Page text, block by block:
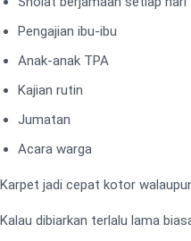
Pengajian ibu-ibu
Anak-anak TPA
Kajian rutin
Jumatan
Acara warga
Karpet jadi cepat kotor
Kalau dibiarkan terlalu lama